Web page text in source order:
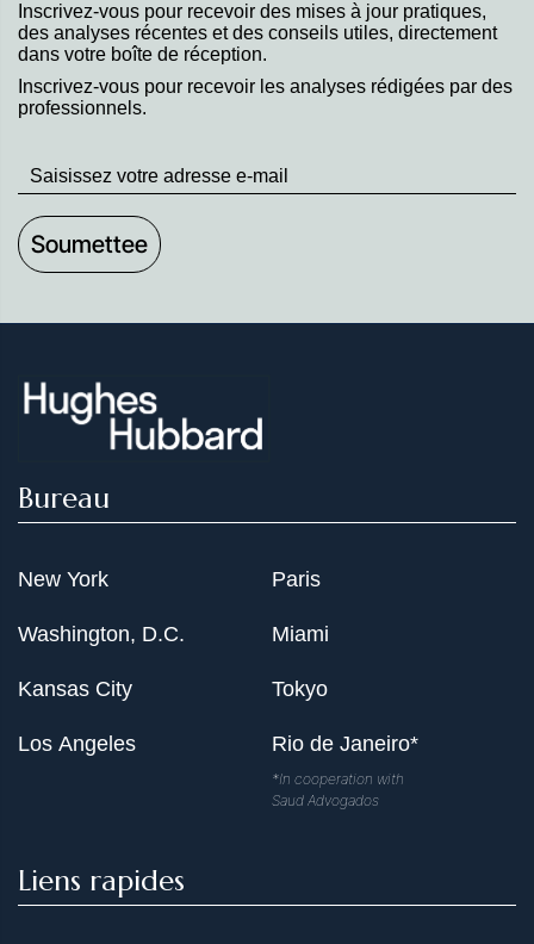
Inscrivez-vous pour recevoir des mises à jour pratiques,
des analyses récentes et des conseils utiles, directement
dans votre boîte de réception.
Inscrivez-vous pour recevoir les analyses rédigées par des
professionnels.
Stay
up
to
Date
Bureau
New York
Washington, D.C.
Kansas City
Los Angeles
Paris
Miami
Tokyo
Rio de Janeiro*
*In cooperation with
Saud Advogados
Liens rapides